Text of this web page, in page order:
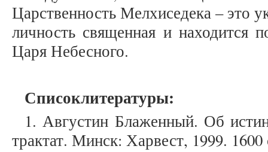
Царственность Мелхиседека – это
личность священная и находится
Царя Небесного.
Списоклитературы:
1. Августин Блаженный. Об
трактат. Минск: Харвест, 1999. 1600